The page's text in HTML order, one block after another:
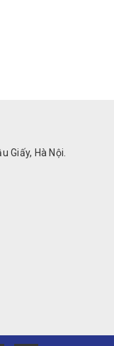
Giấy, Hà Nội.